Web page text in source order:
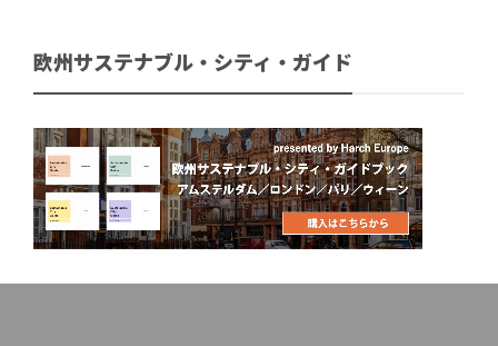
欧州サステナブル・シティ・ガイド